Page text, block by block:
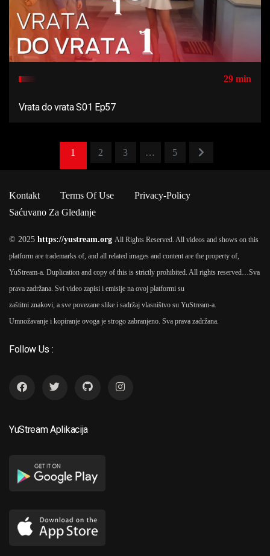
29 min
Vrata do vrata S01 Ep57
1 2 3 … 5
Kontakt Terms Of Use
Privacy-Policy
Saćuvano Za Gledanje
© 2025 https://yustream.org All Rights Reserved. All videos and shows on this
platform are trademarks of, and all related images and content are the property of,
YuStream-a. Duplication and copy of this is strictly prohibited. All rights reserved… Sva
prava zadržana. Svi video zapisi i emisije na ovoj platformi su
zaštitni znakovi, a sve povezane slike i sadržaj vlasništvo su YuStream-a.
Umnožavanje i kopiranje ovoga je strogo zabranjeno. Sva prava zadržana.
Follow Us :
YuStream Aplikacija